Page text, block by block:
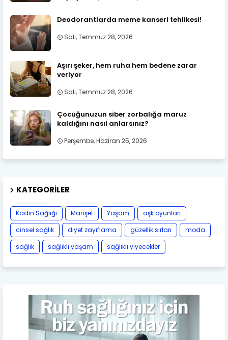
Deodorantlarda meme kanseri tehlikesi!
Salı, Temmuz 28, 2026
Aşırı şeker, hem ruha hem bedene zarar
veriyor
Salı, Temmuz 28, 2026
Çocuğunuzun siber zorbalığa maruz
kaldığını nasıl anlarsınız?
Perşembe, Haziran 25, 2026
KATEGORILER
Kadın Sağlığı Manşet Yaşam
aşk oyunları
cinsel sağlık
diyet zayıflama güzellik sırları
moda
sağlık
sağlıklı yaşam sağlıklı yiyecekler